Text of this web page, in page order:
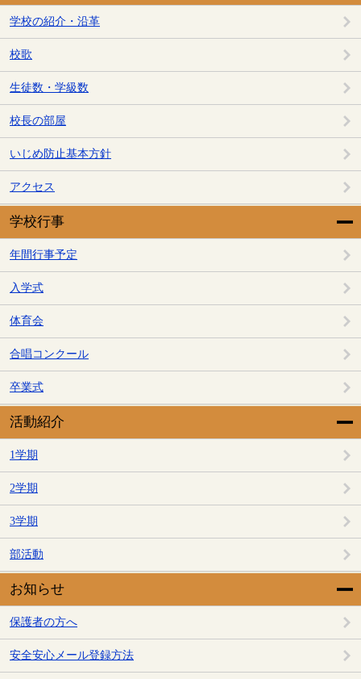
学校の紹介・沿革
校歌
生徒数・学級数
校長の部屋
いじめ防止基本方針
アクセス
学校行事
年間行事予定
入学式
体育会
合唱コンクール
卒業式
活動紹介
1学期
2学期
3学期
部活動
お知らせ
保護者の方へ
安全安心メール登録方法